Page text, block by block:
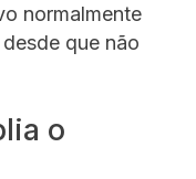
normalmente
que não
o